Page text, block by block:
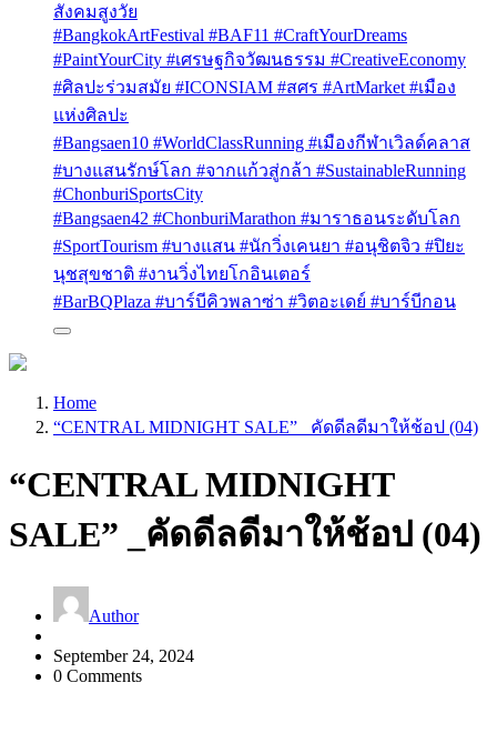
สังคมสูงวัย
#BangkokArtFestival #BAF11 #CraftYourDreams
#PaintYourCity #เศรษฐกิจวัฒนธรรม #CreativeEconomy
#ศิลปะร่วมสมัย #ICONSIAM #สศร #ArtMarket #เมือง
แห่งศิลปะ
#Bangsaen10 #WorldClassRunning #เมืองกีฬาเวิลด์คลาส
#บางแสนรักษ์โลก #จากแก้วสู่กล้า #SustainableRunning
#ChonburiSportsCity
#Bangsaen42 #ChonburiMarathon #มาราธอนระดับโลก
#SportTourism #บางแสน #นักวิ่งเคนยา #อนุชิตจิว #ปิยะ
นุชสุขชาติ #งานวิ่งไทยโกอินเตอร์
#BarBQPlaza #บาร์บีคิวพลาซ่า #วิตอะเดย์ #บาร์บีกอน
Home
“CENTRAL MIDNIGHT SALE” _คัดดีลดีมาให้ช้อป (04)
“CENTRAL MIDNIGHT
SALE” _คัดดีลดีมาให้ช้อป (04)
Author
September 24, 2024
0 Comments